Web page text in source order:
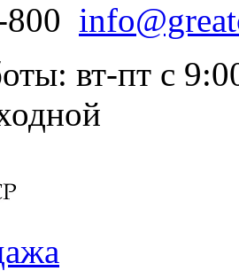
вт-пт с